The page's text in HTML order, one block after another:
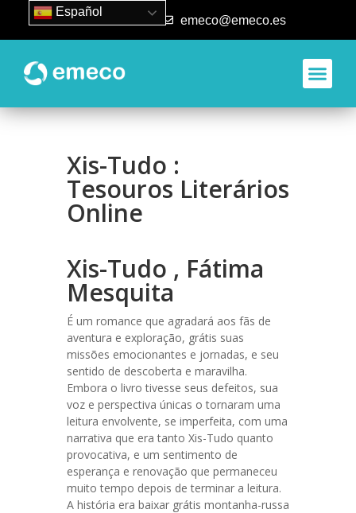
93 840 50 80 emeco@emeco.es
Xis-Tudo :
Tesouros Literários
Online
Xis-Tudo , Fátima
Mesquita
É um romance que agradará aos fãs de
aventura e exploração, grátis suas
missões emocionantes e jornadas, e seu
sentido de descoberta e maravilha.
Embora o livro tivesse seus defeitos, sua
voz e perspectiva únicas o tornaram uma
leitura envolvente, se imperfeita, com uma
narrativa que era tanto Xis-Tudo quanto
provocativa, e um sentimento de
esperança e renovação que permaneceu
muito tempo depois de terminar a leitura.
A história era baixar grátis montanha-russa
Español